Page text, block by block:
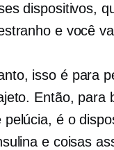
dispositivos,
e você
isso é para
Então, para
pelúcia, é o
e coisas